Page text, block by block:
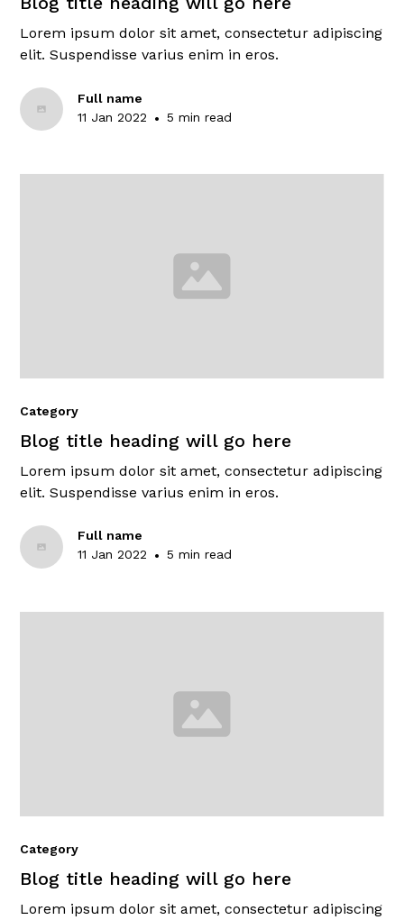
Lorem ipsum dolor sit amet, consectetur adipiscing
elit. Suspendisse varius enim in eros.
Full name
11 Jan 2022
• 5 min read
Category
Blog title heading will go here
Lorem ipsum dolor sit amet, consectetur adipiscing
elit. Suspendisse varius enim in eros.
Full name
11 Jan 2022
• 5 min read
Category
Blog title heading will go here
Lorem ipsum dolor sit amet, consectetur adipiscing